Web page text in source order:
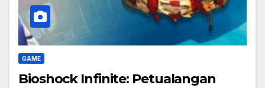
GAME
Bioshock Infinite: Petualangan